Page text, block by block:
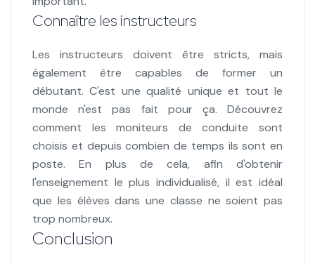
Connaître les instructeurs
Les instructeurs doivent être stricts, mais
également être capables de former un
débutant. C'est une qualité unique et tout le
monde n'est pas fait pour ça. Découvrez
comment les moniteurs de conduite sont
choisis et depuis combien de temps ils sont en
poste. En plus de cela, afin d'obtenir
l'enseignement le plus individualisé, il est idéal
que les élèves dans une classe ne soient pas
trop nombreux.
Conclusion